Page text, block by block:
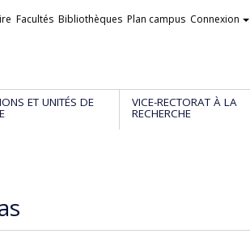
Facultés Bibliothèques Plan campus Connexion
ET UNITÉS DE VICE-RECTORAT À LA
RECHERCHE